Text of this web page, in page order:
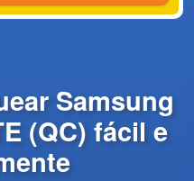
Samsung
(QC) fácil e